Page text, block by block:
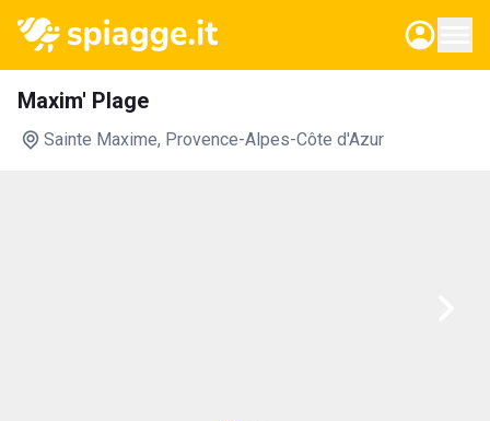
Maxim' Plage
Sainte Maxime, Provence-Alpes-Côte d'Azur